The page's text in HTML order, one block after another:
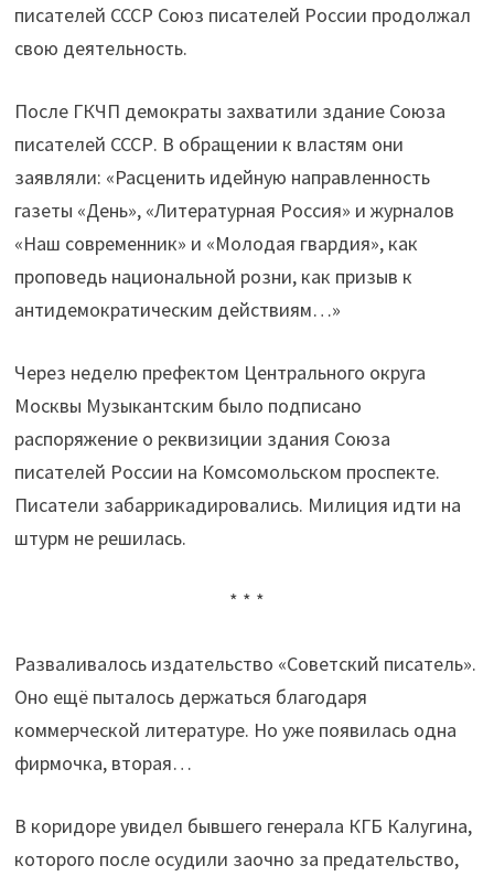
писателей СССР Союз писателей России продолжал
свою деятельность.
После ГКЧП демократы захватили здание Союза
писателей СССР. В обращении к властям они
заявляли: «Расценить идейную направленность
газеты «День», «Литературная Россия» и журналов
«Наш современник» и «Молодая гвардия», как
проповедь национальной розни, как призыв к
антидемократическим действиям…»
Через неделю префектом Центрального округа
Москвы Музыкантским было подписано
распоряжение о реквизиции здания Союза
писателей России на Комсомольском проспекте.
Писатели забаррикадировались. Милиция идти на
штурм не решилась.
* * *
Разваливалось издательство «Советский писатель».
Оно ещё пыталось держаться благодаря
коммерческой литературе. Но уже появилась одна
фирмочка, вторая…
В коридоре увидел бывшего генерала КГБ Калугина,
которого после осудили заочно за предательство,